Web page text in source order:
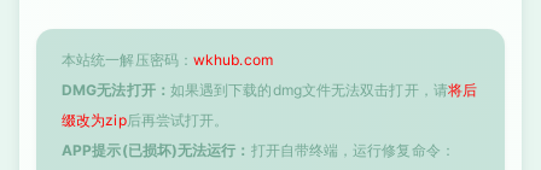
本站统一解压密码： wkhub.com
DMG无法打开： 如果遇到下载的dmg文件无法双击打开，请将后
缀改为zip后再尝试打开。
APP提示(已损坏)无法运行： 打开自带终端，运行修复命令：